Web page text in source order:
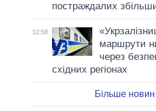
постраждалих
12:58
маршрути
через
східних регіонах
Більше новин